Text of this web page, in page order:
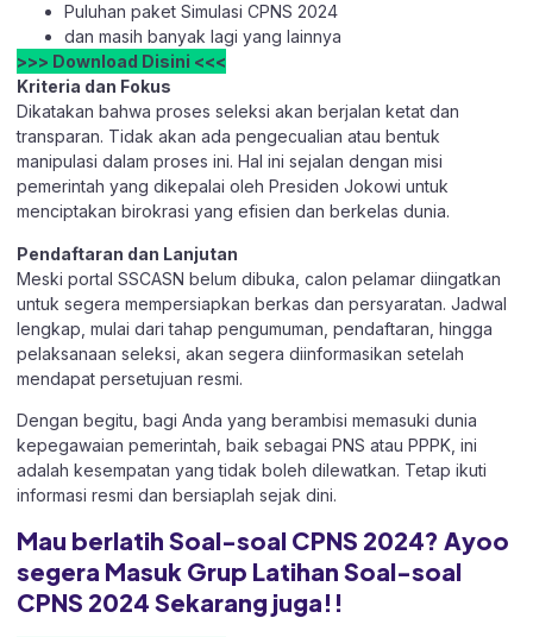
Puluhan paket Simulasi CPNS 2024
dan masih banyak lagi yang lainnya
>>> Download Disini <<<
Kriteria dan Fokus
Dikatakan bahwa proses seleksi akan berjalan ketat dan
transparan. Tidak akan ada pengecualian atau bentuk
manipulasi dalam proses ini. Hal ini sejalan dengan misi
pemerintah yang dikepalai oleh Presiden Jokowi untuk
menciptakan birokrasi yang efisien dan berkelas dunia.
Pendaftaran dan Lanjutan
Meski portal SSCASN belum dibuka, calon pelamar diingatkan
untuk segera mempersiapkan berkas dan persyaratan. Jadwal
lengkap, mulai dari tahap pengumuman, pendaftaran, hingga
pelaksanaan seleksi, akan segera diinformasikan setelah
mendapat persetujuan resmi.
Dengan begitu, bagi Anda yang berambisi memasuki dunia
kepegawaian pemerintah, baik sebagai PNS atau PPPK, ini
adalah kesempatan yang tidak boleh dilewatkan. Tetap ikuti
informasi resmi dan bersiaplah sejak dini.
Mau berlatih Soal-soal CPNS 2024? Ayoo
segera Masuk Grup Latihan Soal-soal
CPNS 2024 Sekarang juga!!